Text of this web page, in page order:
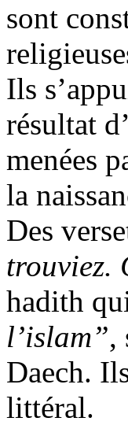
sont
Ils
résultat
menées
la
Des
trouviez.
hadith
l’islam”,
Daech.
littéral.